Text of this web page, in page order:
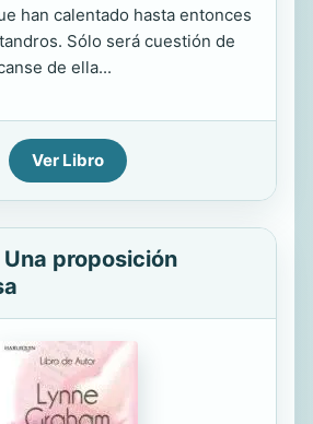
han calentado hasta entonces
Sólo será cuestión de
de ella...
Ver Libro
proposición